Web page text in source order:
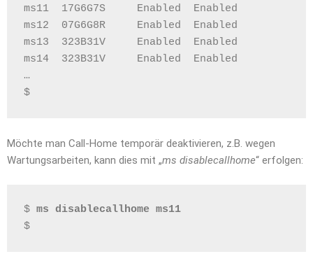
ms11  17G6G7S     Enabled  Enabled
ms12  07G6G8R     Enabled  Enabled
ms13  323B31V     Enabled  Enabled
ms14  323B31V     Enabled  Enabled
…
$
Möchte man Call-Home temporär deaktivieren, z.B. wegen
Wartungsarbeiten, kann dies mit „ms disablecallhome“ erfolgen:
$ ms disablecallhome ms11
$